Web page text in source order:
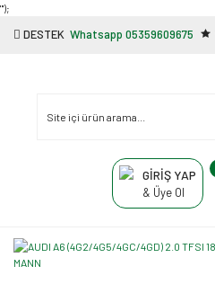
"');
DESTEK Whatsapp 05359609675
GİRİŞ YAP
& Üye Ol